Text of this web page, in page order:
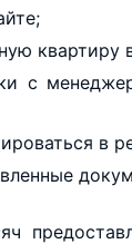
квартиру
с
в